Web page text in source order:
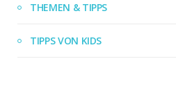
THEMEN & TIPPS
TIPPS VON KIDS